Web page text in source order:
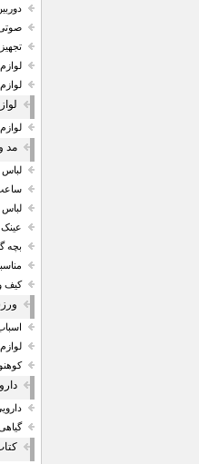
مد
لباس
لباس
عینک
بچه
کیف